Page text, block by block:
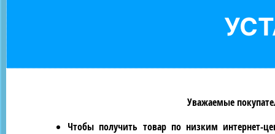
Уважаемые
Чтобы получить товар по низким интернет-